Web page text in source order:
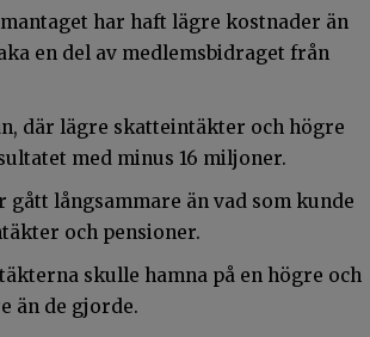
har haft lägre kostnader än
en del av medlemsbidraget från
där lägre skatteintäkter och högre
med minus 16 miljoner.
långsammare än vad som kunde
och pensioner.
skulle hamna på en högre och
än de gjorde.